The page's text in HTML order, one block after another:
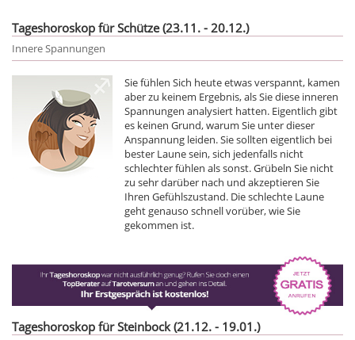
Tageshoroskop für Schütze (23.11. - 20.12.)
Innere Spannungen
Sie fühlen Sich heute etwas verspannt, kamen
aber zu keinem Ergebnis, als Sie diese inneren
Spannungen analysiert hatten. Eigentlich gibt
es keinen Grund, warum Sie unter dieser
Anspannung leiden. Sie sollten eigentlich bei
bester Laune sein, sich jedenfalls nicht
schlechter fühlen als sonst. Grübeln Sie nicht
zu sehr darüber nach und akzeptieren Sie
Ihren Gefühlszustand. Die schlechte Laune
geht genauso schnell vorüber, wie Sie
gekommen ist.
Tageshoroskop für Steinbock (21.12. - 19.01.)